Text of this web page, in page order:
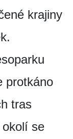
krajiny
protkáno
tras
se